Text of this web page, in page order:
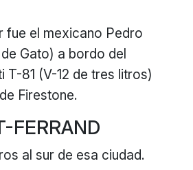
fue el mexicano Pedro
Gato) a bordo del
81 (V-12 de tres litros)
Firestone.
FERRAND
al sur de esa ciudad.